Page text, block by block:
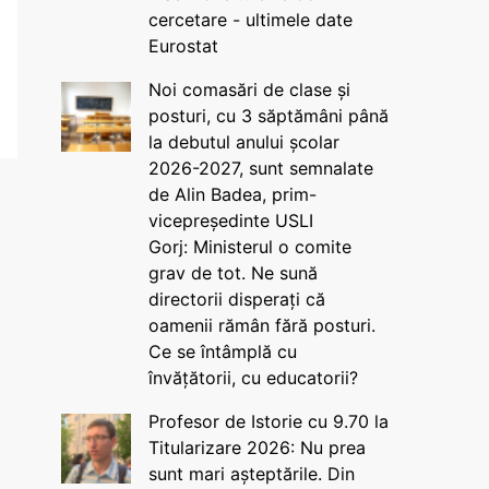
cercetare - ultimele date
Eurostat
Noi comasări de clase și
posturi, cu 3 săptămâni până
la debutul anului școlar
2026-2027, sunt semnalate
de Alin Badea, prim-
vicepreședinte USLI
Gorj: Ministerul o comite
grav de tot. Ne sună
directorii disperați că
oamenii rămân fără posturi.
Ce se întâmplă cu
învățătorii, cu educatorii?
Profesor de Istorie cu 9.70 la
Titularizare 2026: Nu prea
sunt mari așteptările. Din